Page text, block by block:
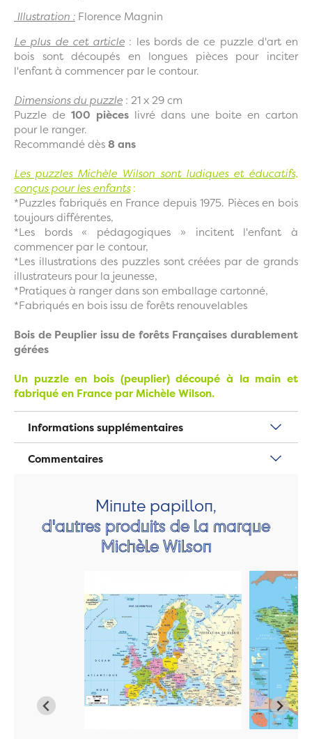
Illustration : Florence Magnin
Le plus de cet article : les bords de ce puzzle d'art en
bois sont découpés en longues pièces pour inciter
l'enfant à commencer par le contour.
Dimensions du puzzle : 21 x 29 cm
Puzzle de 100 pièces livré dans une boite en carton
pour le ranger.
Recommandé dès8 ans
Les puzzles Michèle Wilson sont ludiques et éducatifs,
conçus pour les enfants:
*Puzzles fabriqués en France depuis 1975. Pièces en bois
toujours différentes,
*Les bords « pédagogiques » incitent l'enfant à
commencer par le contour,
*Les illustrations des puzzles sont créées par de grands
illustrateurs pour la jeunesse,
*Pratiques à ranger dans son emballage cartonné,
*Fabriqués en bois issu de forêts renouvelables
Bois de Peuplier issu de forêts Françaises durablement
gérées
Un puzzle en bois (peuplier) découpé à la main et
fabriqué en France par Michèle Wilson.
Informations supplémentaires
Commentaires
Minute papillon,
d'autres produits de la marque
Michèle Wilson